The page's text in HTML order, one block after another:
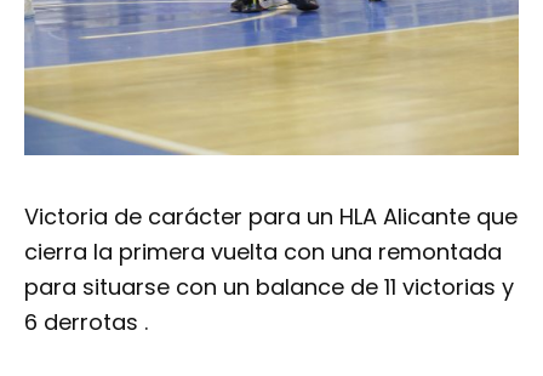
Victoria de carácter para un HLA Alicante que
cierra la primera vuelta con una remontada
para situarse con un balance de 11 victorias y
6 derrotas .